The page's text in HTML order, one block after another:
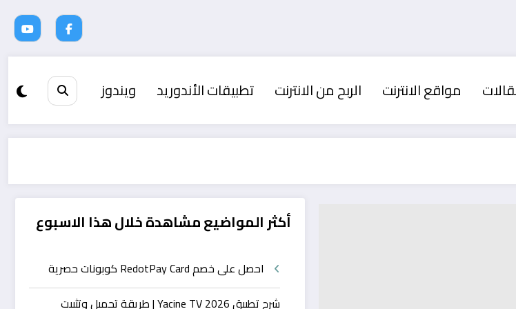
مواقع الانترنت الربح من الانترنت تطبيقات الأندوريد ويندوز
أكثر المواضيع مشاهدة خلال هذا الاسبوع
احصل على خصم RedotPay Card كوبونات حصرية
شرح تطبيق Yacine TV 2026 | طريقة تحميل وتثبيت